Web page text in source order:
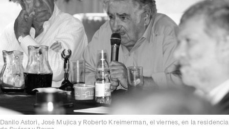
Danilo Astori, José Mujica y Roberto Kreimerman, el viernes, en la residencia